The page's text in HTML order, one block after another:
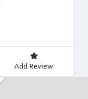
Add Review